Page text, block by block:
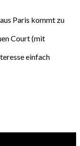
Paris kommt zu
Court (mit
einfach